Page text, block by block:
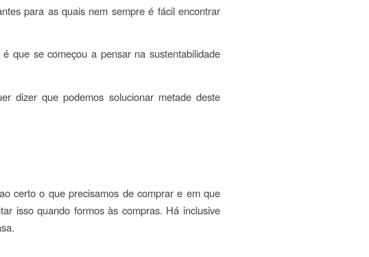
para as quais nem sempre é fácil encontrar
que se começou a pensar na sustentabilidade
dizer que podemos solucionar metade deste
certo o que precisamos de comprar e em que
isso quando formos às compras. Há inclusive